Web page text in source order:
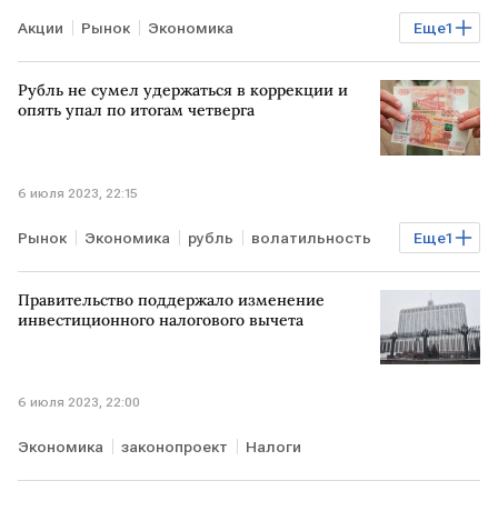
Еще1
Акции Рынок Экономика
российский рынок акций
Рубль не сумел удержаться в коррекции и
опять упал по итогам четверга
6 июля 2023, 22:15
Еще1
Рынок Экономика рубль волатильность
Курсы валют
Правительство поддержало изменение
инвестиционного налогового вычета
6 июля 2023, 22:00
Экономика законопроект Налоги